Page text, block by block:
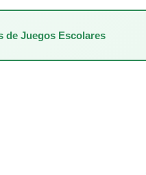
de Juegos Escolares